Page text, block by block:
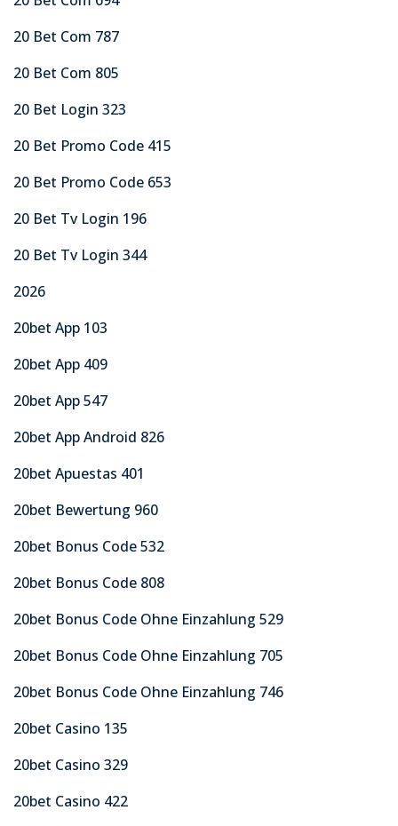
20 Bet Com 787
20 Bet Com 805
20 Bet Login 323
20 Bet Promo Code 415
20 Bet Promo Code 653
20 Bet Tv Login 196
20 Bet Tv Login 344
2026
20bet App 103
20bet App 409
20bet App 547
20bet App Android 826
20bet Apuestas 401
20bet Bewertung 960
20bet Bonus Code 532
20bet Bonus Code 808
20bet Bonus Code Ohne Einzahlung 529
20bet Bonus Code Ohne Einzahlung 705
20bet Bonus Code Ohne Einzahlung 746
20bet Casino 135
20bet Casino 329
20bet Casino 422